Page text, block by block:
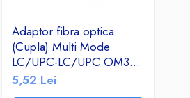
Adaptor fibra optica
(Cupla) Multi Mode
LC/UPC-LC/UPC OM3
duplex
5,52 Lei